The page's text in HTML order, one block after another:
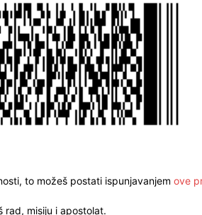
to možeš postati ispunjavanjem ove
rad, misiju i apostolat.